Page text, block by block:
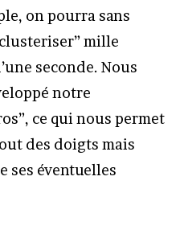
on pourra sans
mille
seconde. Nous
notre
ce qui nous permet
des doigts mais
ses éventuelles